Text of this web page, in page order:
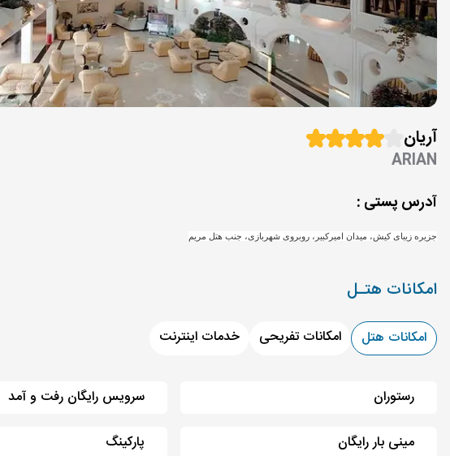
آریان
ARIAN
آدرس پستی :
جزیره زیبای کیش، میدان امیرکبیر، روبروی شهربازی، جنب هتل مریم
امکانات هتـل
امکانات هتل امکانات تفریحی خدمات اینترنت
رستوران سرویس رایگان رفت و آمد
مینی بار رایگان پارکینگ